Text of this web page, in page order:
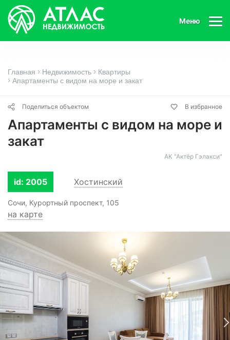
Меню
Главная Недвижимость
Квартиры
Апартаменты с видом на море и закат
Поделиться объектом В избранное
Апартаменты с видом на море и
закат
АК "Актёр Гэлакси"
id: 2005 Хостинский
Сочи, Курортный проспект, 105
на карте